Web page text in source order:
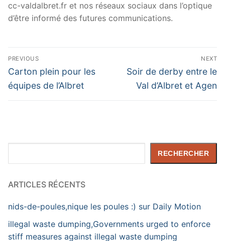
cc-valdalbret.fr et nos réseaux sociaux dans l’optique
d’être informé des futures communications.
Navigation
de
l’article
PREVIOUS
Previous
post:
Carton plein pour les
équipes de l’Albret
NEXT
Next
post:
Soir de derby entre le
Val d’Albret et Agen
RECHERCHER
ARTICLES RÉCENTS
nids-de-poules,nique les poules :) sur Daily Motion
illegal waste dumping,Governments urged to enforce
stiff measures against illegal waste dumping